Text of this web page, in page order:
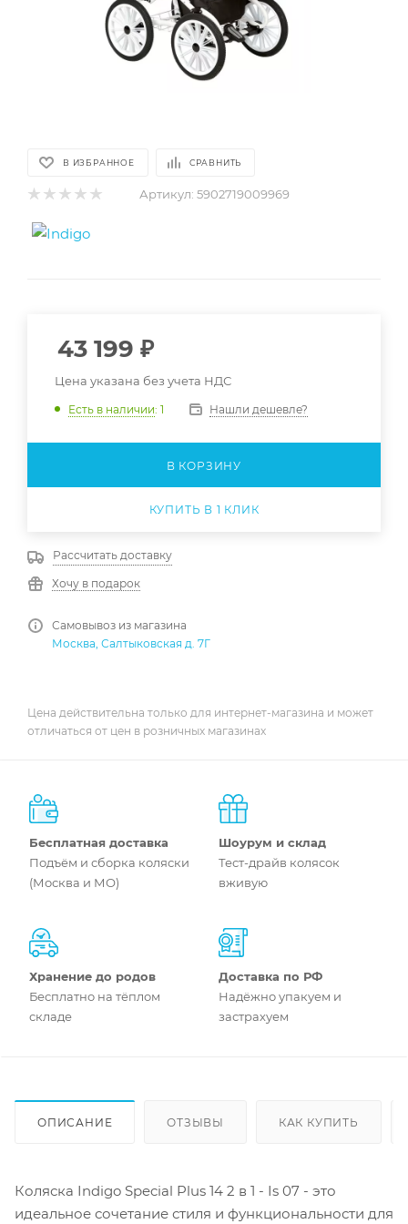
В ИЗБРАННОЕ СРАВНИТЬ
Артикул: 5902719009969
43 199 ₽
Цена указана без учета НДС
Есть в наличии: 1 Нашли дешевле?
В КОРЗИНУ
КУПИТЬ В 1 КЛИК
Рассчитать доставку
Хочу в подарок
Самовывоз из магазина
Москва, Салтыковская д. 7Г
Цена действительна только для интернет-магазина и может
отличаться от цен в розничных магазинах
Бесплатная доставка
Подъём и сборка коляски
(Москва и МО)
Шоурум и склад
Тест-драйв колясок
вживую
Хранение до родов
Бесплатно на тёплом
складе
Доставка по РФ
Надёжно упакуем и
застрахуем
ОПИСАНИЕ ОТЗЫВЫ КАК КУПИТЬ
Коляска Indigo Special Plus 14 2 в 1 - Is 07 - это
идеальное сочетание стиля и функциональности для